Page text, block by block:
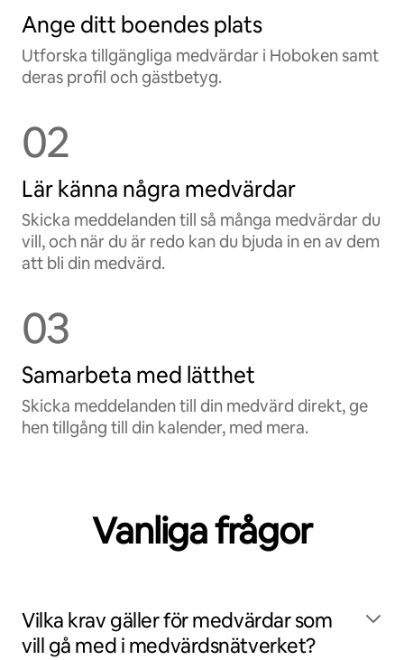
Ange ditt boendes plats
Utforska tillgängliga medvärdar i Hoboken samt
deras profil och gästbetyg.
02
Lär känna några medvärdar
Skicka meddelanden till så många medvärdar du
vill, och när du är redo kan du bjuda in en av dem
att bli din medvärd.
03
Samarbeta med lätthet
Skicka meddelanden till din medvärd direkt, ge
hen tillgång till din kalender, med mera.
Vanliga frågor
Vilka krav gäller för medvärdar som
vill gå med i medvärdsnätverket?